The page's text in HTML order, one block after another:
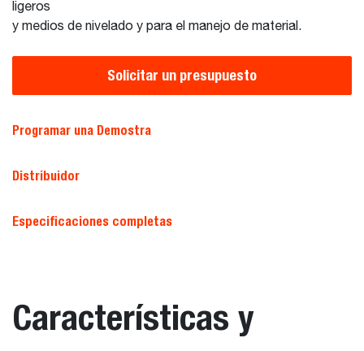
ligeros
y medios de nivelado y para el manejo de material.
Solicitar un presupuesto
Programar una Demostra
Distribuidor
Especificaciones completas
Características y